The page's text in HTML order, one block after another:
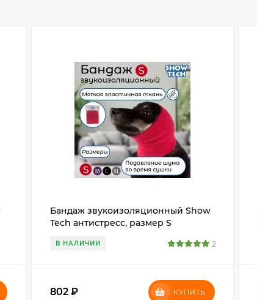
Бандаж звукоизоляционный Show
Tech антистресс, размер S
В НАЛИЧИИ 2
802₽ КУПИТЬ